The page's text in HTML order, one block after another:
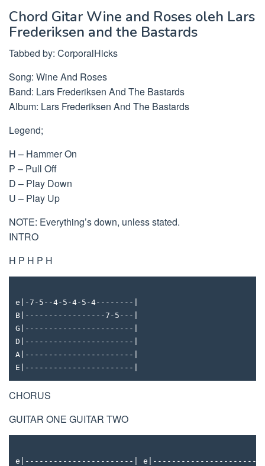
Chord Gitar Wine and Roses oleh Lars
Frederiksen and the Bastards
Tabbed by: CorporalHicks
Song: Wine And Roses
Band: Lars Frederiksen And The Bastards
Album: Lars Frederiksen And The Bastards
Legend;
H – Hammer On
P – Pull Off
D – Play Down
U – Play Up
NOTE: Everything’s down, unless stated.
INTRO
H P H P H
e|-7-5--4-5-4-5-4--------|
B|-----------------7-5---|
G|-----------------------|
D|-----------------------|
A|-----------------------|
E|-----------------------|
CHORUS
GUITAR ONE GUITAR TWO
e|-----------------------|